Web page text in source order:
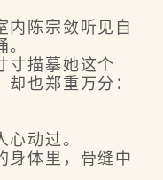
陈宗敛听见自
描摹她这个
也郑重万分：
动过。
体里，骨缝中